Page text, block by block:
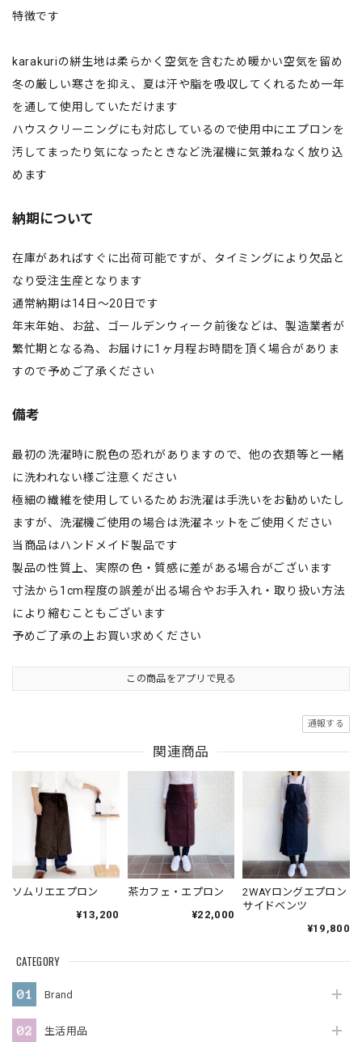
CATEGORY
Brand
生活用品
特徴です
karakuriの絣生地は柔らかく空気を含むため暖かい空気を留め
冬の厳しい寒さを抑え、夏は汗や脂を吸収してくれるため一年
を通して使用していただけます
ハウスクリーニングにも対応しているので使用中にエプロンを
汚してまったり気になったときなど洗濯機に気兼ねなく放り込
めます
納期について
在庫があればすぐに出荷可能ですが、タイミングにより欠品と
なり受注生産となります
通常納期は14日〜20日です
年末年始、お盆、ゴールデンウィーク前後などは、製造業者が
繁忙期となる為、お届けに1ヶ月程お時間を頂く場合がありま
すので予めご了承ください
備考
最初の洗濯時に脱色の恐れがありますので、他の衣類等と一緒
に洗われない様ご注意ください
極細の繊維を使用しているためお洗濯は手洗いをお勧めいたし
ますが、洗濯機ご使用の場合は洗濯ネットをご使用ください
当商品はハンドメイド製品です
製品の性質上、実際の色・質感に差がある場合がございます
寸法から1cm程度の誤差が出る場合やお手入れ・取り扱い方法
により縮むこともございます
予めご了承の上お買い求めください
この商品をアプリで見る
通報する
関連商品
ソムリエエプロン
¥13,200
茶カフェ・エプロン
¥22,000
2WAYロングエプロン
サイドベンツ
¥19,800